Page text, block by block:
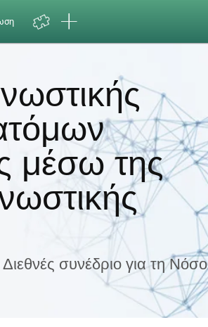
μέσω της
συνέδριο για τη Νόσο